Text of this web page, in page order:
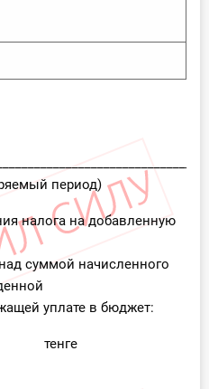
период)
налога на добавленную
суммой начисленного
уплате в бюджет: